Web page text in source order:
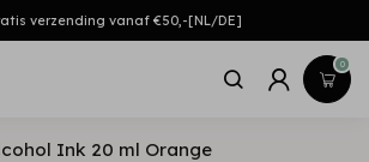
verzending vanaf €50,-[NL/DE]
0
Ink 20 ml Orange